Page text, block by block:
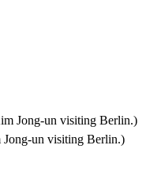
un visiting Berlin.)